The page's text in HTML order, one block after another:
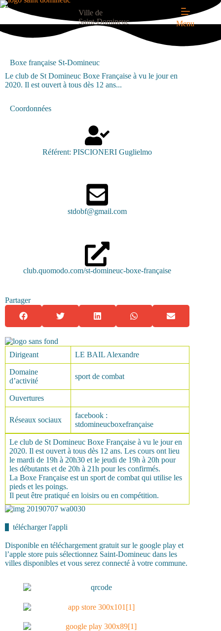
Ville de
Saint-Domineuc
Menu
Boxe française St-Domineuc
Le club de St Domineuc Boxe Française à vu le jour en
2020. Il est ouvert à tous dès 12 ans...
Coordonnées
Référent: PISCIONERI Guglielmo
stdobf@gmail.com
club.quomodo.com/st-domineuc-boxe-française
Partager
Dirigeant LE BAIL Alexandre
Domaine
d’activité
sport de combat
Ouvertures
Réseaux sociaux
facebook :
stdomineucboxefrançaise
Le club de St Domineuc Boxe Française à vu le jour en
2020. Il est ouvert à tous dès 12 ans. Les cours ont lieu
le mardi de 19h à 20h30 et le jeudi de 19h à 20h pour
les débutants et de 20h à 21h pour les confirmés.
La Boxe Française est un sport de combat qui utilise les
pieds et les poings.
Il peut être pratiqué en loisirs ou en compétition.
télécharger l'appli
Disponible en téléchargement gratuit sur le google play et
l’apple store puis sélectionnez Saint-Domineuc dans les
villes disponibles et vous serez connecté à votre commune.